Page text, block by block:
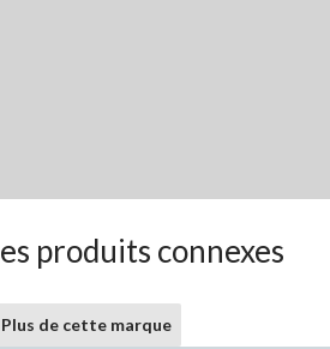
produits connexes
Plus de cette marque